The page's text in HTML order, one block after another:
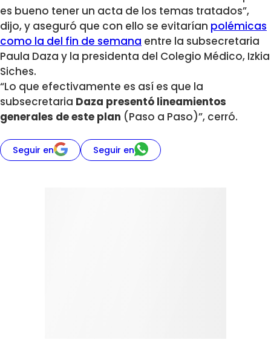
es bueno tener un acta de los temas tratados”,
dijo, y aseguró que con ello se evitarían polémicas
como la del fin de semana entre la subsecretaria
Paula Daza y la presidenta del Colegio Médico, Izkia
Siches.
“Lo que efectivamente es así es que la
subsecretaria Daza presentó lineamientos
generales de este plan (Paso a Paso)”, cerró.
Seguir en Seguir en